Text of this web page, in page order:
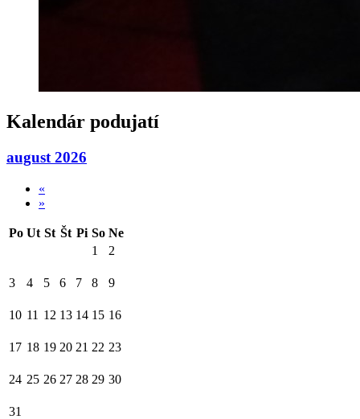
Kalendár podujatí
august 2026
«
»
Po Ut St Št Pi So Ne
1
2
3 4 5 6 7 8 9
10 11 12 13 14 15 16
17 18 19 20 21 22 23
24 25 26 27 28 29 30
31